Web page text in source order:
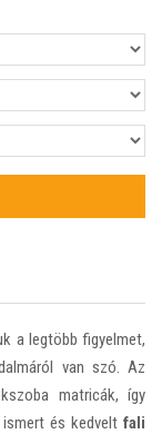
a legtöbb figyelmet,
van szó. Az
matricák, így
és kedvelt fali